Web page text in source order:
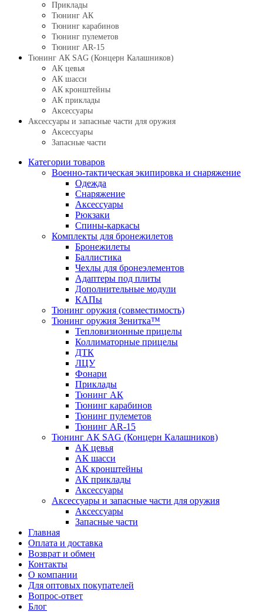
Приклады
Тюнинг АК
Тюнинг карабинов
Тюнинг пулеметов
Тюнинг AR-15
Тюнинг АК SAG (Концерн Калашников)
АК цевья
АК шасси
АК кронштейны
АК приклады
Аксессуары
Аксессуары и запасные части для оружия
Аксессуары
Запасные части
Категории товаров
Военно-тактическая экипировка и снаряжение
Одежда
Снаряжение
Аксессуары
Рюкзаки
Спины-каркасы
Комплекты для бронежилетов
Бронежилеты
Баллистика
Чехлы для бронеэлементов
Адаптеры под плиты
Дополнительные модули
КАПы
Тюнинг оружия (совместимость)
Тюнинг оружия Зенитка™
Тепловизионные прицелы
Коллиматорные прицелы
ДТК
ЛЦУ
Фонари
Приклады
Тюнинг АК
Тюнинг карабинов
Тюнинг пулеметов
Тюнинг AR-15
Тюнинг АК SAG (Концерн Калашников)
АК цевья
АК шасси
АК кронштейны
АК приклады
Аксессуары
Аксессуары и запасные части для оружия
Аксессуары
Запасные части
Главная
Оплата и доставка
Возврат и обмен
Контакты
О компании
Для оптовых покупателей
Вопрос-ответ
Блог